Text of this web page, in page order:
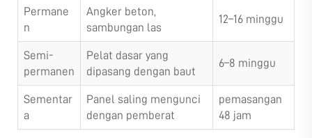
Permane
n
Angker beton,
sambungan las
12–16 minggu
Semi-
permanen
Pelat dasar yang
dipasang dengan baut
6–8 minggu
Sementar
a
Panel saling mengunci
dengan pemberat
pemasangan
48 jam